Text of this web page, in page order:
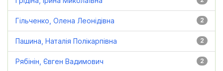
2
Гільченко, Олена Леонідівна
2
Пашина, Наталія Полікарпівна
2
Рябінін, Євген Вадимович